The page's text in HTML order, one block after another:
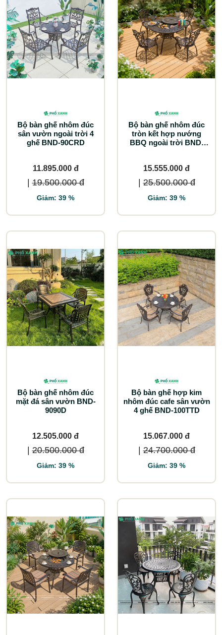
Bộ bàn ghế nhôm đúc
sân vườn ngoài trời 4
ghế BND-90CRD
11.895.000 đ
| 19.500.000 đ
Giảm: 39 %
Bộ bàn ghế nhôm đúc
tròn kết hợp nướng
BBQ ngoài trời BND-
15.555.000 đ
| 25.500.000 đ
Giảm: 39 %
Bộ bàn ghế nhôm đúc
mặt đá sân vườn BND-
9090D
12.505.000 đ
| 20.500.000 đ
Giảm: 39 %
Bộ bàn ghế hợp kim
nhôm đúc cafe sân vườn
4 ghế BND-100TTD
15.067.000 đ
| 24.700.000 đ
Giảm: 39 %